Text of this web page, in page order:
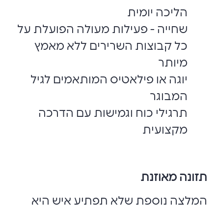
הליכה יומית
שחייה - פעילות מעולה הפועלת על
כל קבוצות השרירים ללא מאמץ
מיותר
יוגה או פילאטיס המותאמים לגיל
המבוגר
תרגילי כוח וגמישות עם הדרכה
מקצועית
תזונה מאוזנת
המלצה נוספת שלא תפתיע איש היא